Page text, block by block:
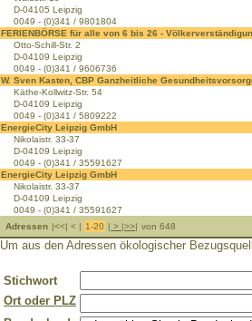
D-04105 Leipzig
0049 - (0)341 / 9801804
FERIENBÖRSE für alle von 6 bis 26 -
Otto-Schill-Str. 2
D-04109 Leipzig
0049 - (0)341 / 9606736
W. Sven Kasten, CBP Ganzheitliche
Käthe-Kollwitz-Str. 54
D-04109 Leipzig
0049 - (0)341 / 5809222
EnergieCity Leipzig GmbH
Nikolaistr. 33-37
D-04109 Leipzig
0049 - (0)341 / 35591627
EnergieCity Leipzig GmbH
Nikolaistr. 33-37
D-04109 Leipzig
0049 - (0)341 / 35591627
Adressen |<<| < | 1-20 | > |>>| von 648
Um aus den Adressen ökologischer
Stichwort
Ort oder PLZ